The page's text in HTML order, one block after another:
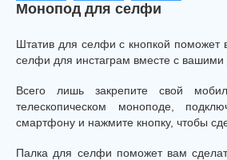
Mонопод для селфи
Штатив для селфи с кнопкой поможет
селфи для инстаграм вместе с вашими
Всего лишь закрепите свой
телескопическом моноподе,
смартфону и нажмите кнопку, чтобы
Палка для селфи поможет вам